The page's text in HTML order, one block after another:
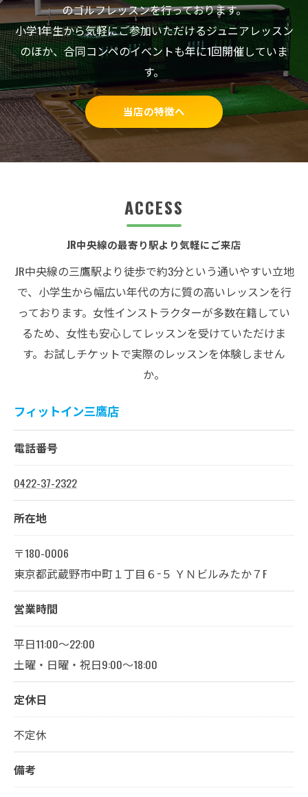
のゴルフレッスンを行っております。
小学1年生から気軽にご参加いただけるジュニアレッスン
のほか、合同コンペのイベントも年に1回開催していま
す。
当店の特徴へ
ACCESS
JR中央線の最寄り駅より気軽にご来店
JR中央線の三鷹駅より徒歩で約3分という通いやすい立地
で、小学生から幅広い年代の方に質の高いレッスンを行
っております。女性インストラクターが多数在籍してい
るため、女性も安心してレッスンを受けていただけま
す。お試しチケットで実際のレッスンを体験しません
か。
フィットイン三鷹店
電話番号
0422-37-2322
所在地
〒180-0006
東京都武蔵野市中町１丁目６−５ ＹＮビルみたか７F
営業時間
平日11:00～22:00
土曜・日曜・祝日9:00～18:00
定休日
不定休
備考